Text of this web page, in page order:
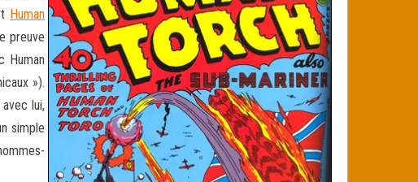
Human
preuve
Human
»).
lui,
simple